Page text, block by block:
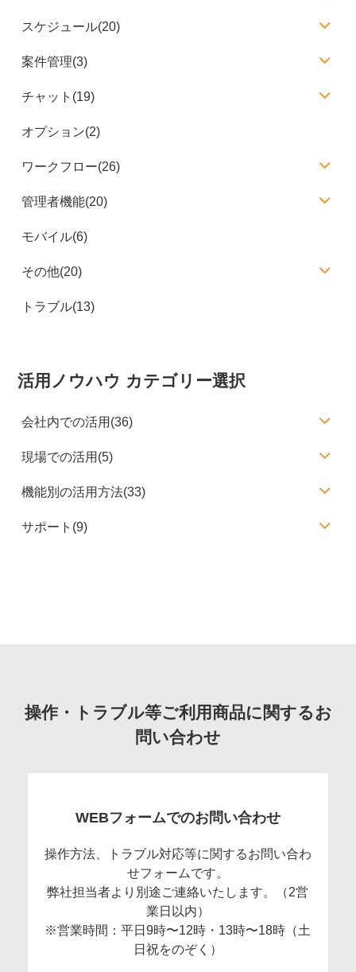
スケジュール(20)
案件管理(3)
チャット(19)
オプション(2)
ワークフロー(26)
管理者機能(20)
モバイル(6)
その他(20)
トラブル(13)
活用ノウハウ カテゴリー選択
会社内での活用(36)
現場での活用(5)
機能別の活用方法(33)
サポート(9)
操作・トラブル等ご利用商品に関するお
問い合わせ
WEBフォームでのお問い合わせ
操作方法、トラブル対応等に関するお問い合わ
せフォームです。
弊社担当者より別途ご連絡いたします。（2営
業日以内）
※営業時間：平日9時〜12時・13時〜18時（土
日祝をのぞく）